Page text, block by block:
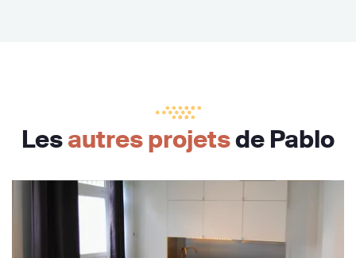
Lesautres projetsde Pablo